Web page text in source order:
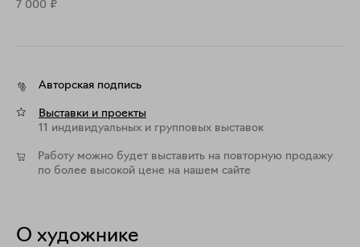
7 000 ₽
Авторская подпись
Выставки и проекты
11 индивидуальных и групповых выставок
Работу можно будет выставить на повторную продажу
по более высокой цене на нашем сайте
О художнике